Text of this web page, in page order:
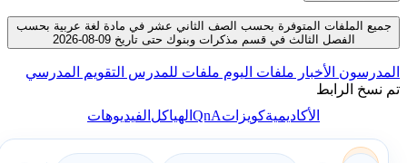
جميع الملفات المتوفرة بحسب الصف الثاني عشر في مادة لغة عربية بحسب
الفصل الثالث في قسم مذكرات وبنوك حتى تاريخ 09-08-2026
المدرسون الأخبار ملفات اليوم ملفات للمدرس التقويم المدرسي
تم نسخ الرابط
الأكاديميةكويزاتQnAالهياكلالفيديوهات